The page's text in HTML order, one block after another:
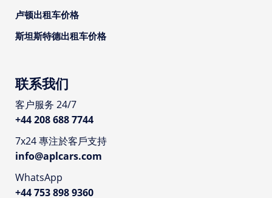
卢顿出租车价格
斯坦斯特德出租车价格
联系我们
客户服务 24/7
+44 208 688 7744
7x24 專注於客戶支持
info@aplcars.com
WhatsApp
+44 753 898 9360